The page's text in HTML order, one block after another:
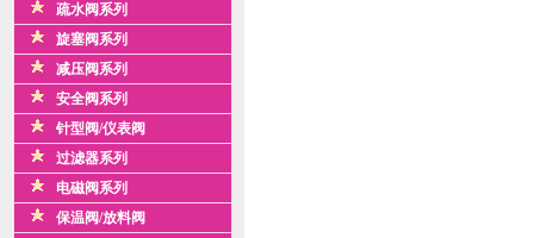
疏水阀系列
旋塞阀系列
减压阀系列
安全阀系列
针型阀/仪表阀
过滤器系列
电磁阀系列
保温阀/放料阀